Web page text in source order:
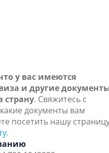
у вас имеются
и другие
страну. Свяжитесь с
документы вам
посетить нашу
.